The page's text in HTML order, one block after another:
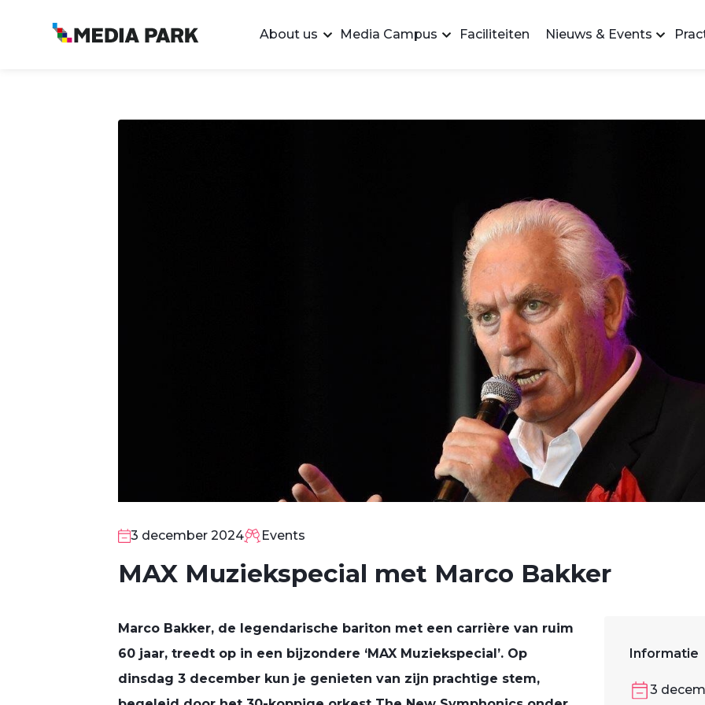
About us Media Campus Faciliteiten Nieuws & Events
3 december 2024 Events
MAX Muziekspecial met Marco Bakker
Informatie
3
Marco Bakker, de legendarische bariton met een carrière van ruim
60 jaar, treedt op in een bijzondere ‘MAX Muziekspecial’. Op
dinsdag 3 december kun je genieten van zijn prachtige stem,